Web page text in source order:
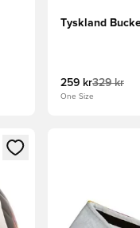
Tyskland
259 kr329 kr
One Size
registrera dig som
Öppnar en